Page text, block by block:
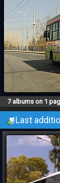
7 albums on 1
Last